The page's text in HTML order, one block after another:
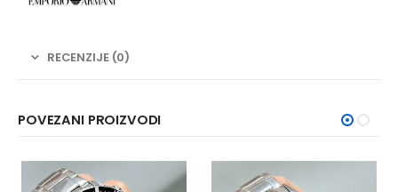
RECENZIJE (0)
POVEZANI PROIZVODI